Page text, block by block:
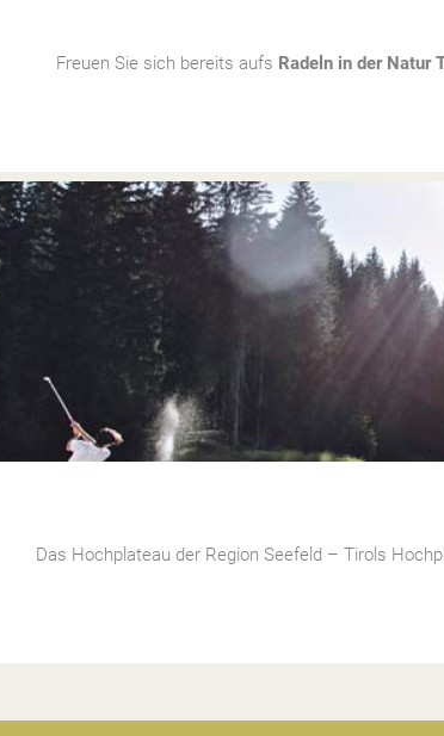
Freuen Sie sich bereits aufs Radeln in der Natur
Das Hochplateau der Region Seefeld – Tirols